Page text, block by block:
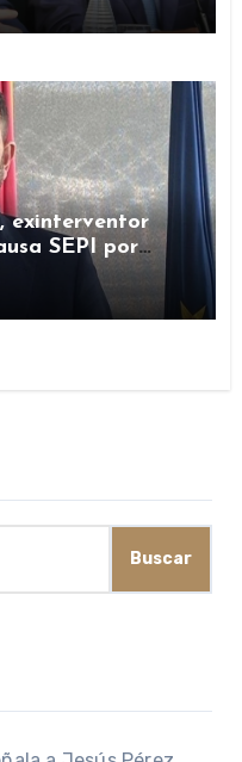
exinterventor
SEPI por
en ayudas